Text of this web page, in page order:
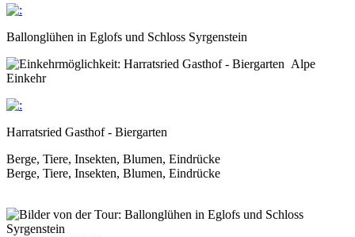
Ballonglühen in Eglofs und Schloss Syrgenstein
Alpe
Einkehr
Harratsried Gasthof - Biergarten
Berge, Tiere, Insekten, Blumen, Eindrücke
Berge, Tiere, Insekten, Blumen, Eindrücke